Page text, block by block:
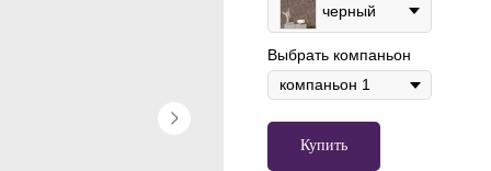
черный
Выбрать компаньон
Купить